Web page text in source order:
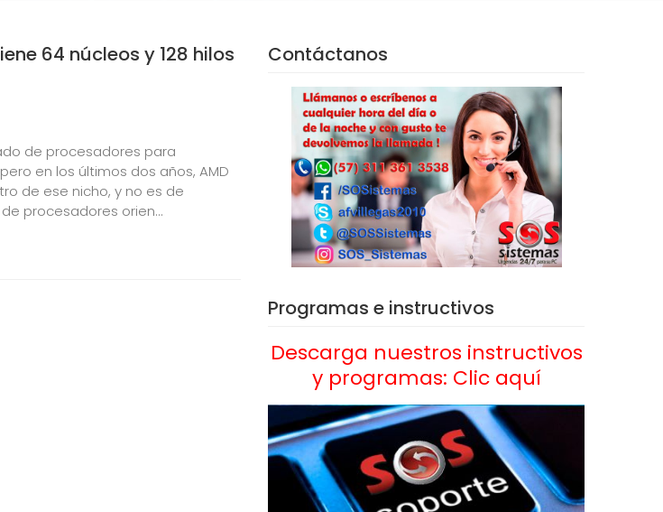
64 núcleos y 128 hilos
de procesadores para
en los últimos dos años, AMD
de ese nicho, y no es de
procesadores orien...
Contáctanos
Programas e instructivos
Descarga nuestros instructivos
y programas: Clic aquí